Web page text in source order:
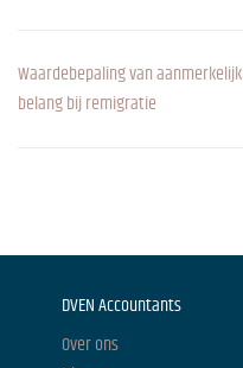
Waardebepaling van aanmerkelijk
belang bij remigratie
DVEN Accountants
Over ons